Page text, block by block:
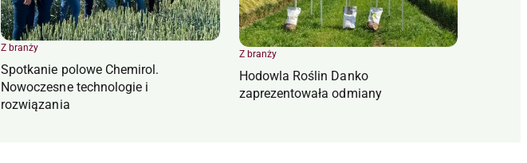
Z branży
Spotkanie polowe Chemirol.
Nowoczesne technologie i
rozwiązania
Z branży
Hodowla Roślin Danko
zaprezentowała odmiany